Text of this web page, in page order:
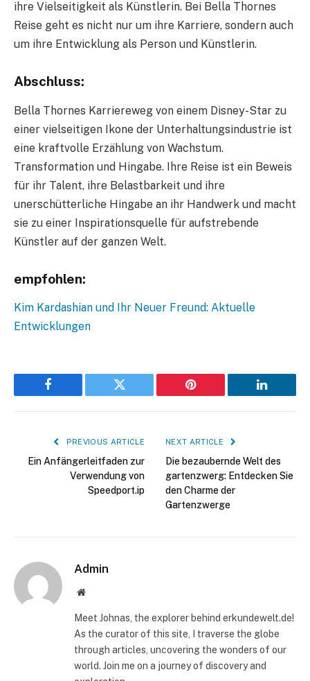
ihre Vielseitigkeit als Künstlerin. Bei Bella Thornes
Reise geht es nicht nur um ihre Karriere, sondern auch
um ihre Entwicklung als Person und Künstlerin.
Abschluss:
Bella Thornes Karriereweg von einem Disney-Star zu
einer vielseitigen Ikone der Unterhaltungsindustrie ist
eine kraftvolle Erzählung von Wachstum.
Transformation und Hingabe. Ihre Reise ist ein Beweis
für ihr Talent, ihre Belastbarkeit und ihre
unerschütterliche Hingabe an ihr Handwerk und macht
sie zu einer Inspirationsquelle für aufstrebende
Künstler auf der ganzen Welt.
empfohlen:
Kim Kardashian und Ihr Neuer Freund: Aktuelle
Entwicklungen
Facebook Twitter Pinterest LinkedIn
PREVIOUS ARTICLE
Ein Anfängerleitfaden zur
Verwendung von
Speedport.ip
NEXT ARTICLE
Die bezaubernde Welt des
gartenzwerg: Entdecken Sie
den Charme der
Gartenzwerge
Admin
Website
Meet Johnas, the explorer behind erkundewelt.de!
As the curator of this site, I traverse the globe
through articles, uncovering the wonders of our
world. Join me on a journey of discovery and